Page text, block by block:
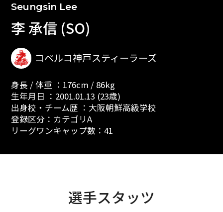
Seungsin Lee
李 承信 (SO)
コベルコ神戸スティーラーズ
身長 / 体重 ：176cm / 86kg
生年月日 ：2001.01.13 (23歳)
出身校・チーム歴 ：大阪朝鮮高級学校
登録区分：カテゴリA
リーグワンキャップ数：41
選手スタッツ